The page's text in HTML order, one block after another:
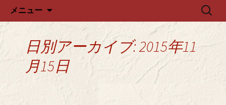
メニュー
検
日別アーカイブ: 2015年11
月15日